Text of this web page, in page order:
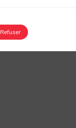
Refuser